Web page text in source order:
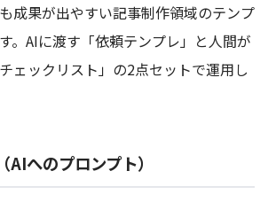
成果が出やすい記事制作領域のテンプ
。AIに渡す「依頼テンプレ」と人間が
ェックリスト」の2点セットで運用し
AIへのプロンプト）